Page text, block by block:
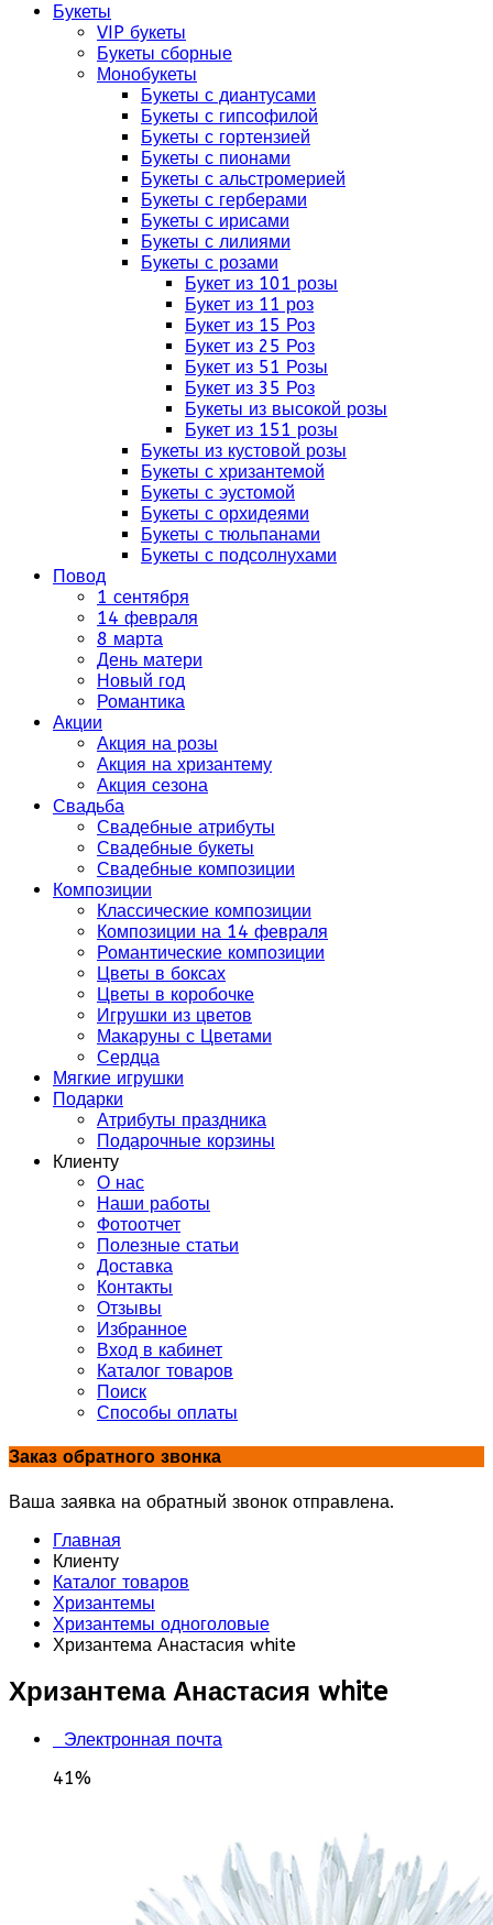
Букеты
VIP букеты
Букеты сборные
Монобукеты
Букеты с диантусами
Букеты с гипсофилой
Букеты с гортензией
Букеты с пионами
Букеты с альстромерией
Букеты с герберами
Букеты с ирисами
Букеты с лилиями
Букеты с розами
Букет из 101 розы
Букет из 11 роз
Букет из 15 Роз
Букет из 25 Роз
Букет из 51 Розы
Букет из 35 Роз
Букеты из высокой розы
Букет из 151 розы
Букеты из кустовой розы
Букеты с хризантемой
Букеты с эустомой
Букеты с орхидеями
Букеты с тюльпанами
Букеты с подсолнухами
Повод
1 сентября
14 февраля
8 марта
День матери
Новый год
Романтика
Акции
Акция на розы
Акция на хризантему
Акция сезона
Свадьба
Свадебные атрибуты
Свадебные букеты
Свадебные композиции
Композиции
Классические композиции
Композиции на 14 февраля
Романтические композиции
Цветы в боксах
Цветы в коробочке
Игрушки из цветов
Макаруны с Цветами
Сердца
Мягкие игрушки
Подарки
Атрибуты праздника
Подарочные корзины
Клиенту
О нас
Наши работы
Фотоотчет
Полезные статьи
Доставка
Контакты
Отзывы
Избранное
Вход в кабинет
Каталог товаров
Поиск
Способы оплаты
Заказ обратного звонка
Ваша заявка на обратный звонок отправлена.
Главная
Клиенту
Каталог товаров
Хризантемы
Хризантемы одноголовые
Хризантема Анастасия white
Хризантема Анастасия white
Электронная почта
41%